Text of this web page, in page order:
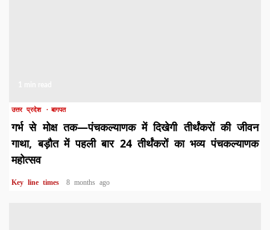
उत्तर प्रदेश बागपत
गर्भ से मोक्ष तक—पंचकल्याणक में दिखेगी तीर्थंकरों की जीवन
गाथा, बड़ौत में पहली बार 24 तीर्थंकरों का भव्य पंचकल्याणक
महोत्सव
Key line times 8 months ago